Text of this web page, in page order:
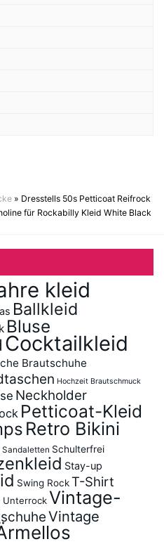
» Dresstells 50s Petticoat Reifrock
für Rockabilly Kleid White Black
kleid
Ballkleid
Bluse
Cocktailkleid
Brautschuhe
Hochzeit Brautschmuck
Neckholder
Petticoat-Kleid
Retro Bikini
Sandaletten Schulterfrei
Stay-up
Swing RockT-Shirt
UnterrockVintage-
Vintage